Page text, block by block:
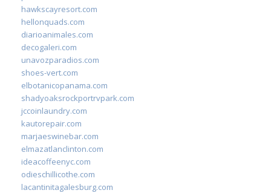
hawkscayresort.com
hellonquads.com
diarioanimales.com
decogaleri.com
unavozparadios.com
shoes-vert.com
elbotanicopanama.com
shadyoaksrockportrvpark.com
jccoinlaundry.com
kautorepair.com
marjaeswinebar.com
elmazatlanclinton.com
ideacoffeenyc.com
odieschillicothe.com
lacantinitagalesburg.com